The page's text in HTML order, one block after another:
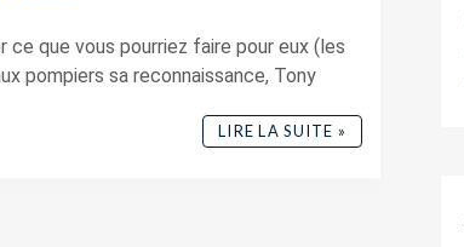
ce que vous pourriez faire pour eux (les
pompiers sa reconnaissance, Tony
LIRE LA SUITE »